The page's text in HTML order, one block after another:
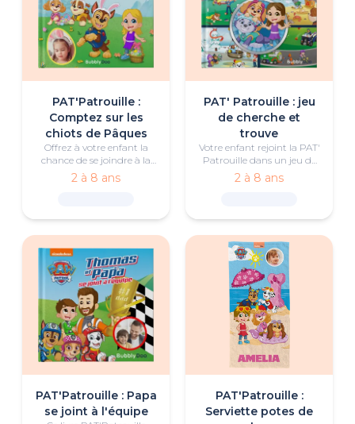
PAT'Patrouille :
Comptez sur les
chiots de Pâques
Offrez à votre enfant la
chance de se joindre à la
PAT'Patrouille dans cette
aventure de Pâques
2 à 8 ans
PAT' Patrouille : jeu
de cherche et
trouve
Votre enfant rejoint la PAT'
Patrouille dans un jeu de
cherche et trouve plein
d'aventures dans la
2 à 8 ans
PAT'Patrouille : Papa
se joint à l'équipe
PAT'Patrouille :
Serviette potes de